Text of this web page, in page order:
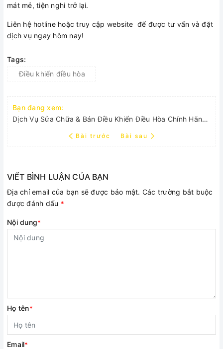
mát mẻ, tiện nghi trở lại.
Liên hệ hotline hoặc truy cập website để được tư vấn và đặt
dịch vụ ngay hôm nay!
Tags:
Điều khiển điều hòa
Bạn đang xem:
Dịch Vụ Sửa Chữa & Bán Điều Khiển Điều Hòa Chính Hãng Tại Điện Máy Bách Khoa
Bài trước Bài sau
VIẾT BÌNH LUẬN CỦA BẠN
Địa chỉ email của bạn sẽ được bảo mật. Các trường bắt buộc
được đánh dấu *
Nội dung*
Họ tên*
Email*